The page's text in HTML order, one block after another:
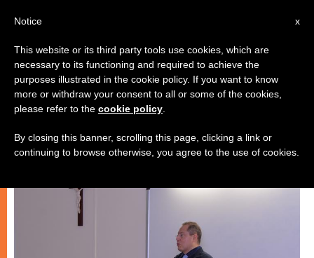
GIOVANI
x
Notice
This website or its third party tools use cookies, which are
necessary to its functioning and required to achieve the
purposes illustrated in the cookie policy. If you want to know
more or withdraw your consent to all or some of the cookies,
please refer to the cookie policy
By closing this banner, scrolling this page, clicking a link or
continuing to browse otherwise, you agree to the use of cookies.